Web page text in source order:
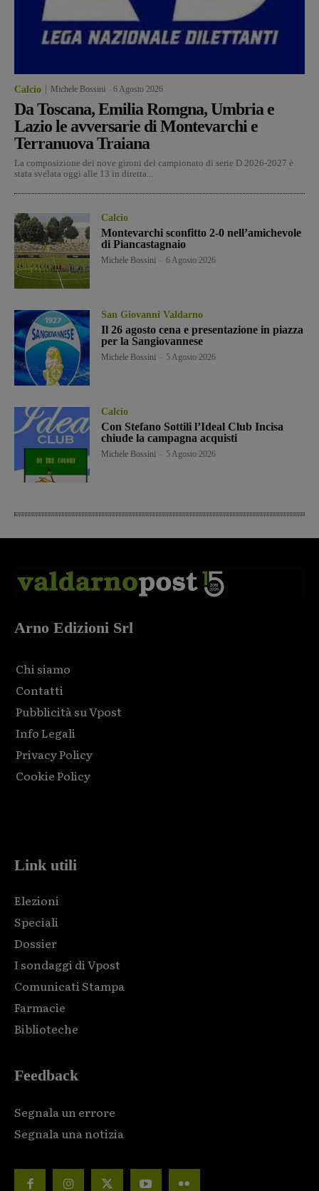
Calcio Michele Bossini 6 Agosto 2026
Da Toscana, Emilia Romgna, Umbria e
Lazio le avversarie di Montevarchi e
Terranuova Traiana
La composizione dei nove gironi del campionato di serie D 2026-2027 è
stata svelata oggi alle 13 in diretta...
Calcio
Montevarchi sconfitto 2-0 nell’amichevole
di Piancastagnaio
Michele Bossini 6 Agosto 2026
San Giovanni Valdarno
Il 26 agosto cena e presentazione in piazza
per la Sangiovannese
Michele Bossini 5 Agosto 2026
Calcio
Con Stefano Sottili l’Ideal Club Incisa
chiude la campagna acquisti
Michele Bossini 5 Agosto 2026
Arno Edizioni Srl
Chi siamo
Contatti
Pubblicità su Vpost
Info Legali
Privacy Policy
Cookie Policy
Link utili
Elezioni
Speciali
Dossier
I sondaggi di Vpost
Comunicati Stampa
Farmacie
Biblioteche
Feedback
Segnala un errore
Segnala una notizia